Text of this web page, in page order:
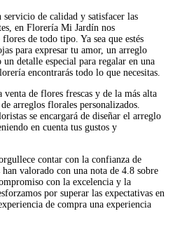
de calidad y satisfacer las
en Florería Mi Jardín nos
de todo tipo. Ya sea que estés
para expresar tu amor, un arreglo
detalle especial para regalar en una
encontrarás todo lo que necesitas.
de flores frescas y de la más alta
arreglos florales personalizados.
se encargará de diseñar el arreglo
en cuenta tus gustos y
contar con la confianza de
valorado con una nota de 4.8 sobre
con la excelencia y la
por superar las expectativas en
de compra una experiencia